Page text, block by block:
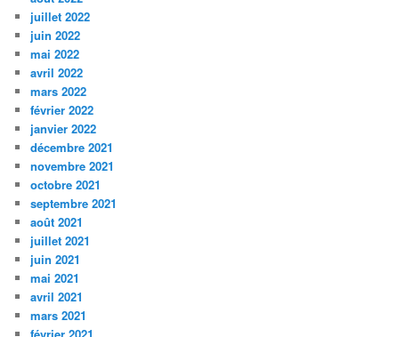
juillet 2022
juin 2022
mai 2022
avril 2022
mars 2022
février 2022
janvier 2022
décembre 2021
novembre 2021
octobre 2021
septembre 2021
août 2021
juillet 2021
juin 2021
mai 2021
avril 2021
mars 2021
février 2021